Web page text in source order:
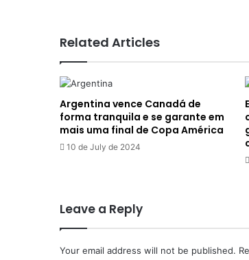
grandes
títulos;
veja
Related Articles
Argentina vence Canadá de
forma tranquila e se garante em
mais uma final de Copa América
10 de July de 2024
Leave a Reply
Your email address will not be published.